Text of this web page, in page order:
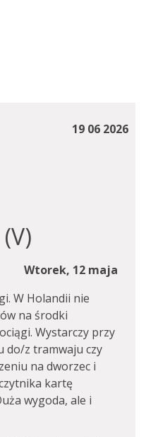
19 06 2026
Wtorek, 12 maja
W Holandii nie
na środki
Wystarczy przy
do/z tramwaju czy
na dworzec i
kartę
wygoda, ale i